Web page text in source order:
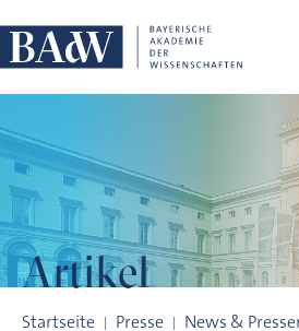
Artikel
Startseite Presse News &